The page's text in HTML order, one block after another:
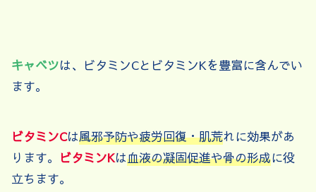
キャベツは、ビタミンCとビタミンKを豊富に含んでい
ます。
ビタミンCは風邪予防や疲労回復・肌荒れに効果があ
ります。 ビタミンKは血液の凝固促進や骨の形成に役
立ちます。